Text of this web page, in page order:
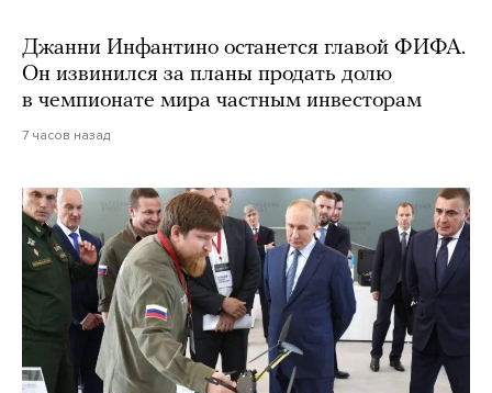
Джанни Инфантино останется главой ФИФА.
Он извинился за планы продать долю
в чемпионате мира частным инвесторам
7 часов назад